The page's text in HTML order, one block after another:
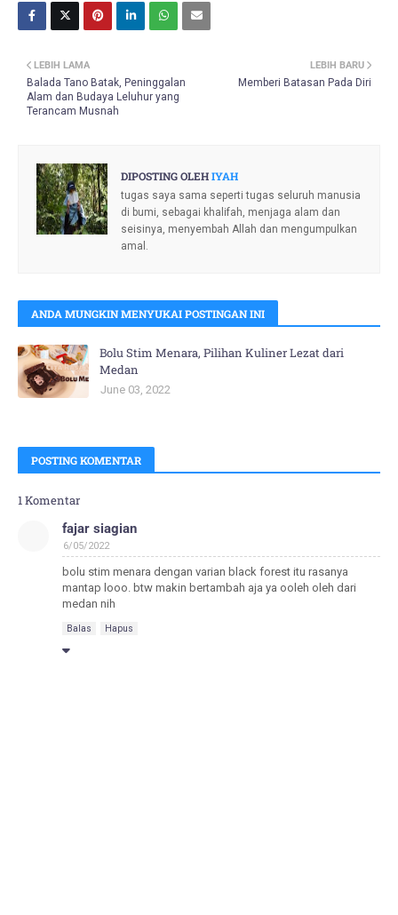
LEBIH BARU
Memberi Batasan Pada Diri
LEBIH LAMA
Balada Tano Batak, Peninggalan
Alam dan Budaya Leluhur yang
Terancam Musnah
DIPOSTING OLEHIYAH
tugas saya sama seperti tugas seluruh manusia
di bumi, sebagai khalifah, menjaga alam dan
seisinya, menyembah Allah dan mengumpulkan
amal.
ANDA MUNGKIN MENYUKAI POSTINGAN INI
Bolu Stim Menara, Pilihan Kuliner Lezat dari
Medan
June 03, 2022
POSTING KOMENTAR
1 Komentar
fajar siagian
6/05/2022
bolu stim menara dengan varian black forest itu rasanya
mantap looo. btw makin bertambah aja ya ooleh oleh dari
medan nih
Balas Hapus